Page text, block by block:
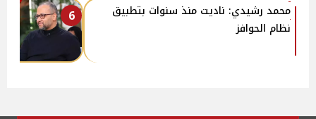
6
محمد رشيدي: ناديت منذ سنوات بتطبيق
نظام الحوافز